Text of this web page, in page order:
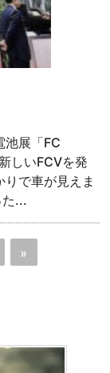
池展「FC
いFCVを発
で車が見えま
...
»